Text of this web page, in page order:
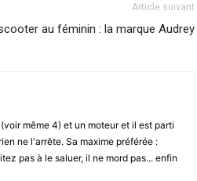
Article suivant
au féminin : la marque Audrey
même 4) et un moteur et il est parti
ne l'arrête. Sa maxime préférée :
pas à le saluer, il ne mord pas... enfin